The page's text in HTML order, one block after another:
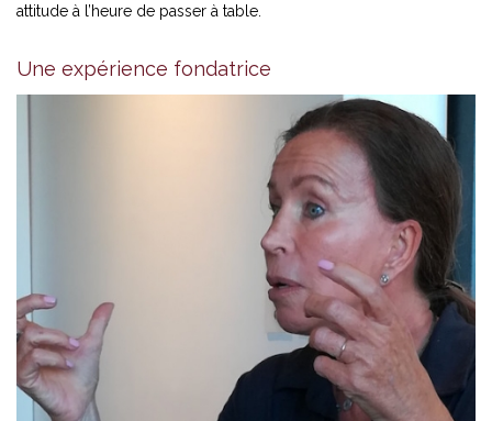
attitude à l’heure de passer à table.
Une expérience fondatrice